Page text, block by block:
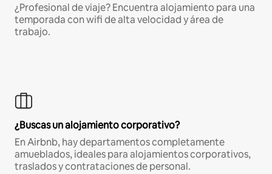
¿Profesional de viaje? Encuentra alojamiento para una
temporada con wifi de alta velocidad y área de
trabajo.
¿Buscas un alojamiento corporativo?
En Airbnb, hay departamentos completamente
amueblados, ideales para alojamientos corporativos,
traslados y contrataciones de personal.